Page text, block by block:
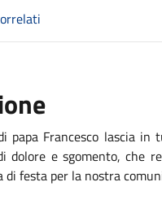
papa Francesco lascia
dolore e sgomento, che
di festa per la nostra